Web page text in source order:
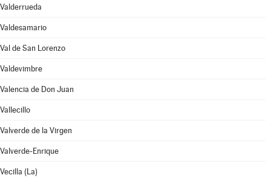
Valderrueda
Valdesamario
Val de San Lorenzo
Valdevimbre
Valencia de Don Juan
Vallecillo
Valverde de la Virgen
Valverde-Enrique
Vecilla (La)